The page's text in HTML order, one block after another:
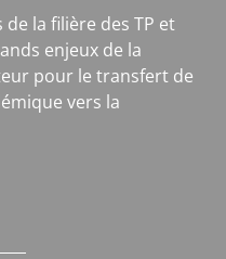
la filière des TP et
enjeux de la
pour le transfert de
vers la